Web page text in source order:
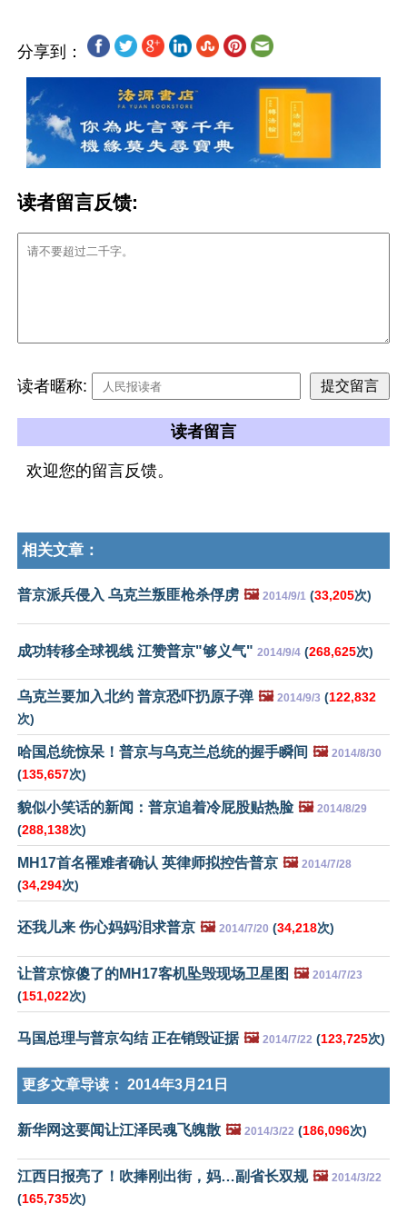
分享到：
读者留言反馈:
读者暱称:
读者留言
欢迎您的留言反馈。
相关文章：
普京派兵侵入 乌克兰叛匪枪杀俘虏 🖼️ 2014/9/1 (33,205次)
成功转移全球视线 江赞普京"够义气" 2014/9/4 (268,625次)
乌克兰要加入北约 普京恐吓扔原子弹 🖼️ 2014/9/3 (122,832
次)
哈国总统惊呆！普京与乌克兰总统的握手瞬间 🖼️ 2014/8/30
(135,657次)
貌似小笑话的新闻：普京追着冷屁股贴热脸 🖼️ 2014/8/29
(288,138次)
MH17首名罹难者确认 英律师拟控告普京 🖼️ 2014/7/28
(34,294次)
还我儿来 伤心妈妈泪求普京 🖼️ 2014/7/20 (34,218次)
让普京惊傻了的MH17客机坠毁现场卫星图 🖼️ 2014/7/23
(151,022次)
马国总理与普京勾结 正在销毁证据 🖼️ 2014/7/22 (123,725次)
更多文章导读： 2014年3月21日
新华网这要闻让江泽民魂飞魄散 🖼️ 2014/3/22 (186,096次)
江西日报亮了！吹捧刚出街，妈…副省长双规 🖼️ 2014/3/22
(165,735次)